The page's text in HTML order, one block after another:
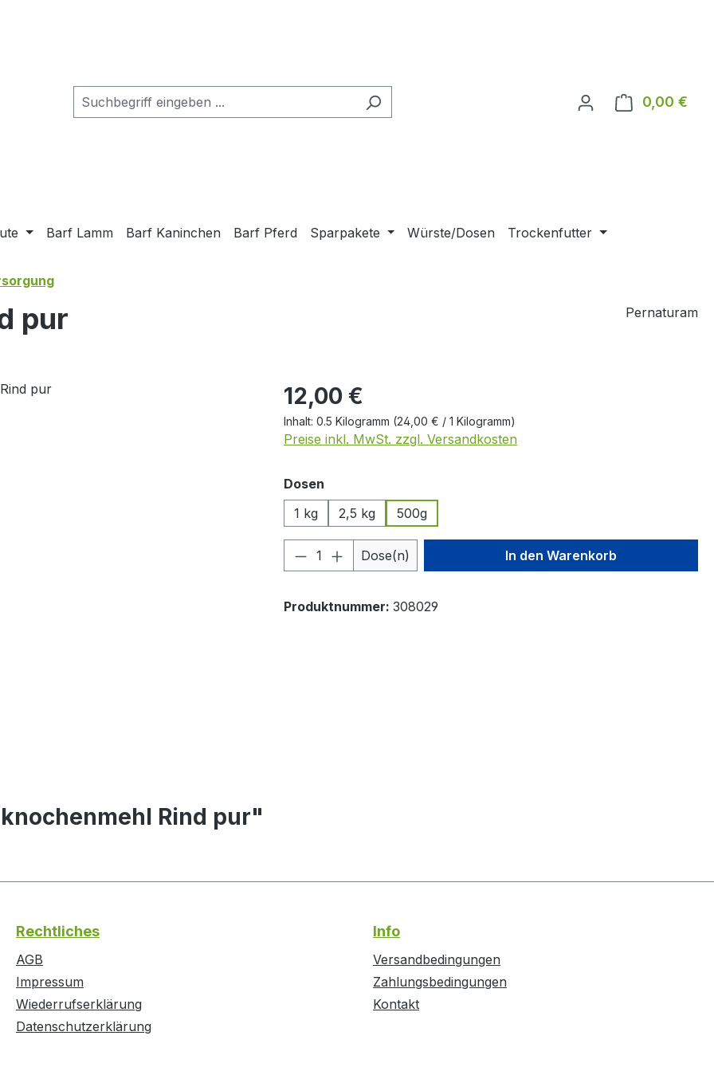
0,00 €
Barf Lamm Barf Kaninchen Barf Pferd Sparpakete Würste/Dosen Trockenfutter
pur Pernaturam
Regulärer Preis:
12,00 €
Inhalt: 0.5 Kilogramm (24,00 € / 1 Kilogramm)
Preise inkl. MwSt. zzgl. Versandkosten
Dosen
1 kg
2,5 kg 500g
Produkt Anzahl: Gib den gewünschten Wert
Dose(n) In den Warenkorb
Produktnummer: 308029
Rind pur"
Rechtliches
AGB
Impressum
Wiederrufserklärung
Datenschutzerklärung
Info
Versandbedingungen
Zahlungsbedingungen
Kontakt